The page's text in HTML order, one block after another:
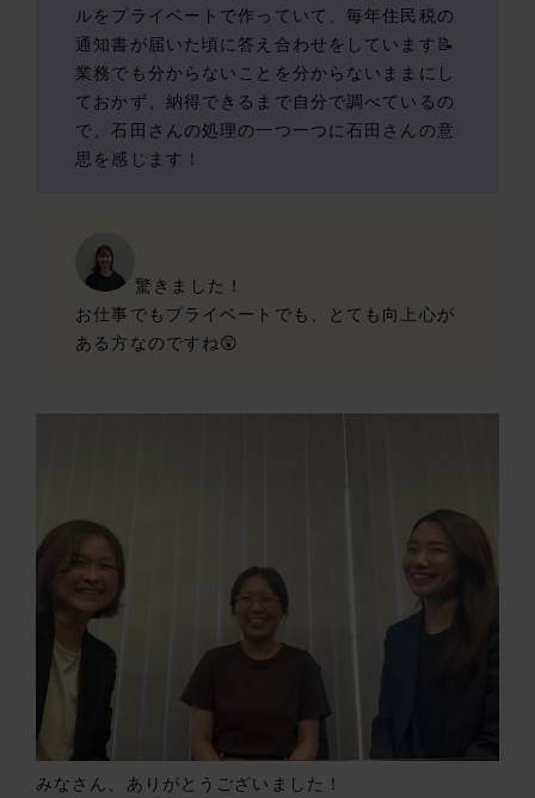
ルをプライベートで作っていて、毎年住民税の
通知書が届いた頃に答え合わせをしています📝
業務でも分からないことを分からないままにし
ておかず、納得できるまで自分で調べているの
で、石田さんの処理の一つ一つに石田さんの意
思を感じます！
驚きました！
お仕事でもプライベートでも、とても向上心が
ある方なのですね😲
みなさん、ありがとうございました！